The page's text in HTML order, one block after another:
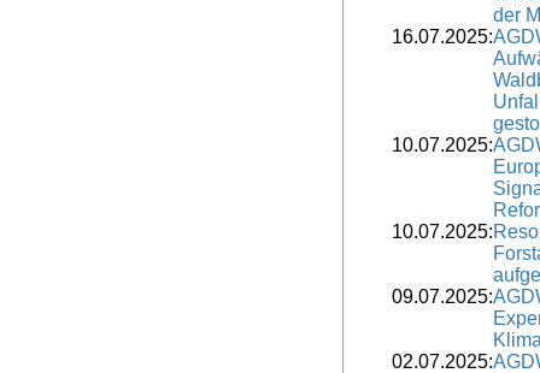
der
16.07.2025:
10.07.2025:
10.07.2025:
09.07.2025:
02.07.2025: